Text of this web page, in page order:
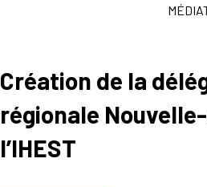
Création de la
régionale
l’IHEST